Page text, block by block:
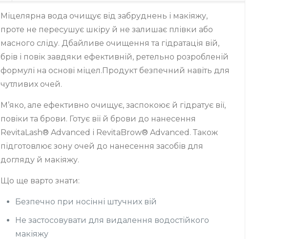
Міцелярна вода очищує від забруднень і макіяжу,
проте не пересушує шкіру й не залишає плівки або
масного сліду. Дбайливе очищення та гідратація вій,
брів і повік завдяки ефективній, ретельно розробленій
формулі на основі міцел.Продукт безпечний навіть для
чутливих очей.
М’яко, але ефективно очищує, заспокоює й гідратує вії,
повіки та брови. Готує вії й брови до нанесення
RevitaLash® Advanced і RevitaBrow® Advanced. Також
підготовлює зону очей до нанесення засобів для
догляду й макіяжу.
Що ще варто знати:
Безпечно при носінні штучних вій
Не застосовувати для видалення водостійкого
макіяжу